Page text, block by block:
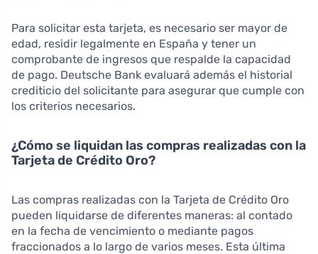
Para solicitar esta tarjeta, es necesario ser mayor de
edad, residir legalmente en España y tener un
comprobante de ingresos que respalde la capacidad
de pago. Deutsche Bank evaluará además el historial
crediticio del solicitante para asegurar que cumple con
los criterios necesarios.
¿Cómo se liquidan las compras realizadas con la
Tarjeta de Crédito Oro?
Las compras realizadas con la Tarjeta de Crédito Oro
pueden liquidarse de diferentes maneras: al contado
en la fecha de vencimiento o mediante pagos
fraccionados a lo largo de varios meses. Esta última